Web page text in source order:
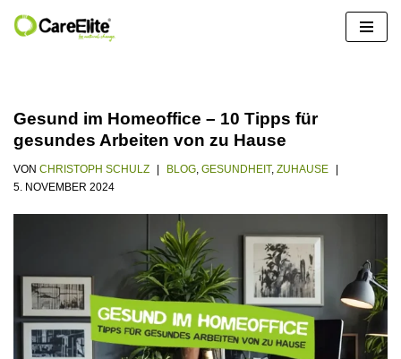
Gesund im Homeoffice – 10 Tipps für
gesundes Arbeiten von zu Hause
VON CHRISTOPH SCHULZ BLOG GESUNDHEIT, ZUHAUSE
5. NOVEMBER 2024